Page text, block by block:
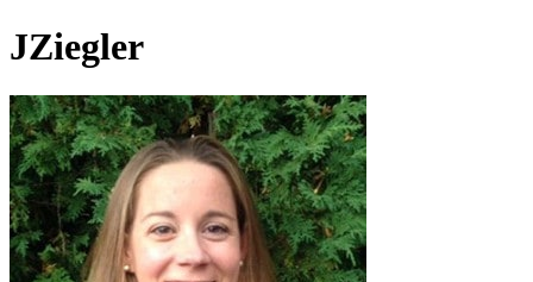
JZiegler